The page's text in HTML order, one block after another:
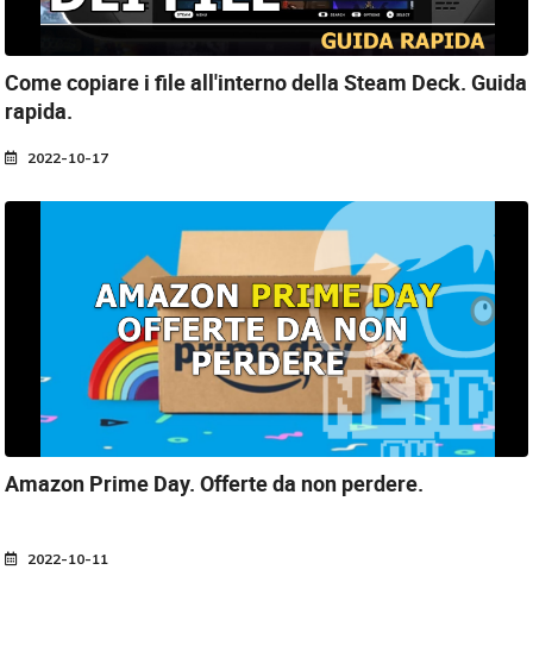
Come copiare i file all'interno della Steam Deck.Guida
rapida.
2022-10-17
Amazon Prime Day.Offerte da non perdere.
2022-10-11